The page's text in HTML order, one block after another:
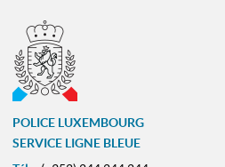
POLICE LUXEMBOURG
SERVICE LIGNE BLEUE